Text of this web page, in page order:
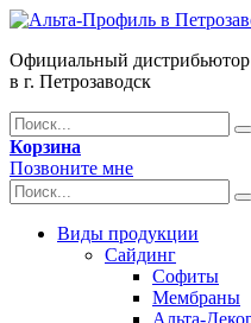
Официальный дистрибьютор
в г. Петрозаводск
Корзина
Позвоните мне
Виды продукции
Сайдинг
Софиты
Мембраны
Альта-